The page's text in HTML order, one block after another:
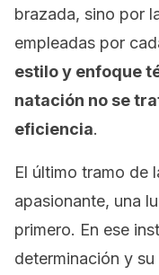
brazada, sino por
empleadas por
estilo y enfoque
natación no se
eficiencia.
El último tramo de
apasionante, una
primero. En ese
determinación y